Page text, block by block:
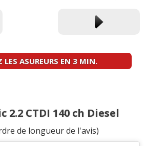
LES ASUREURS EN 3 MIN.
2.2 CTDI 140 ch Diesel
de longueur de l'avis)